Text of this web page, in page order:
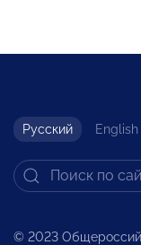
Русский English
© 2023